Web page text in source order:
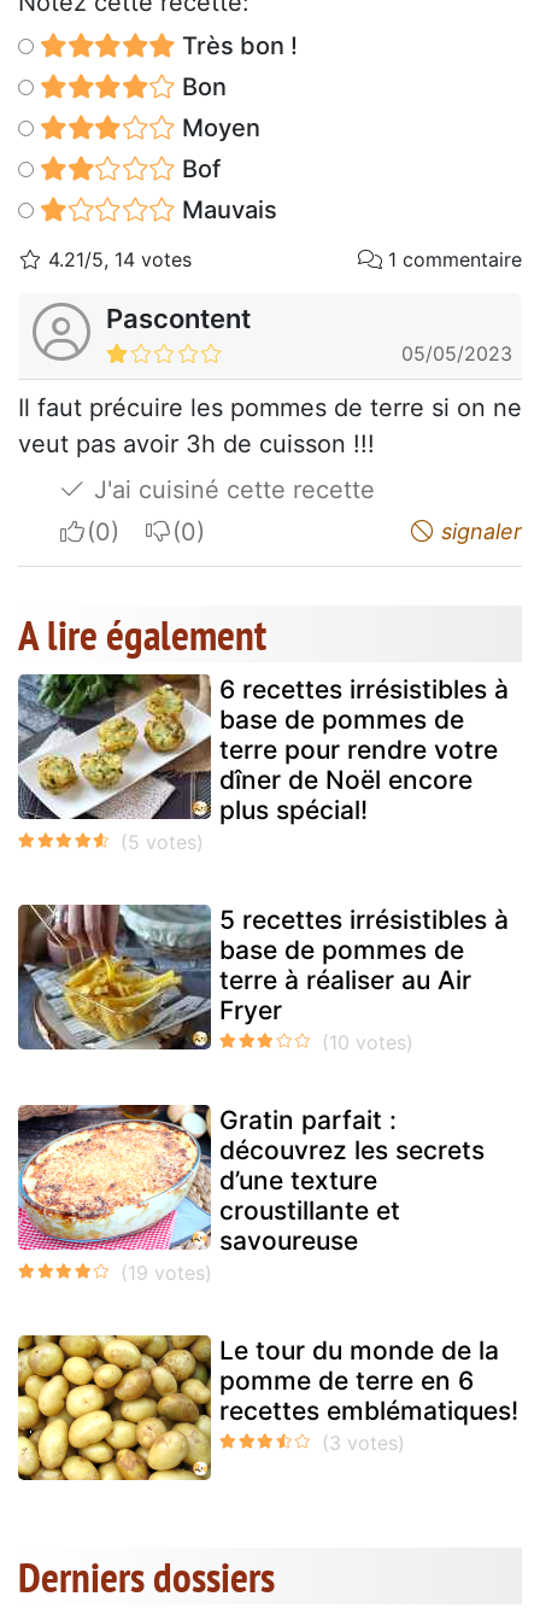
Très bon !
Bon
Moyen
Bof
Mauvais
4.21/5, 14 votes 1 commentaire
Pascontent
05/05/2023
Il faut précuire les pommes de terre si on ne
veut pas avoir 3h de cuisson !!!
J'ai cuisiné cette recette
I apreciateI do not appreciate signaler
A lire également
6 recettes irrésistibles à
base de pommes de
terre pour rendre votre
dîner de Noël encore
plus spécial!
5 recettes irrésistibles à
base de pommes de
terre à réaliser au Air
Fryer
Gratin parfait :
découvrez les secrets
d’une texture
croustillante et
savoureuse
Le tour du monde de la
pomme de terre en 6
recettes emblématiques!
Derniers dossiers